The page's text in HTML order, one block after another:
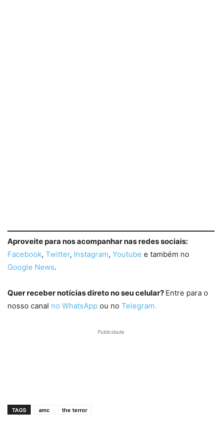
Aproveite para nos acompanhar nas redes sociais:
Facebook, Twitter, Instagram, Youtube e também no
Google News.
Quer receber notícias direto no seu celular? Entre para o
nosso canal no WhatsApp ou no Telegram.
Publicidade
TAGS amc the terror